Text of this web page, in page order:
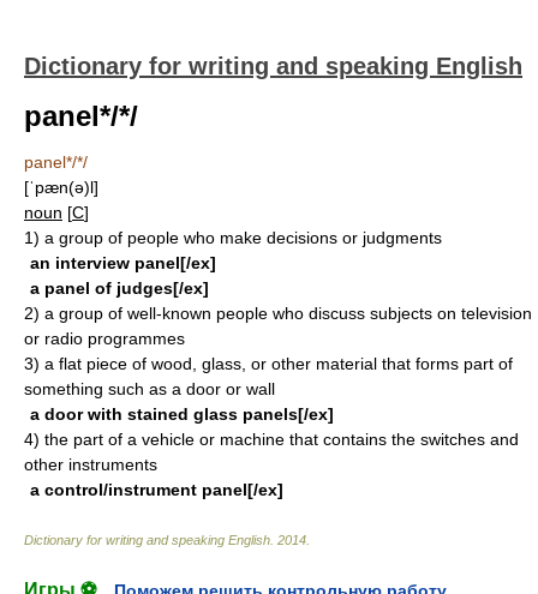
Dictionary for writing and speaking English
panel*/*/
panel*/*/
[ˈpæn(ə)l]
noun [C]
1) a group of people who make decisions or judgments
an interview panel[/ex]
a panel of judges[/ex]
2) a group of well-known people who discuss subjects on television
or radio programmes
3) a flat piece of wood, glass, or other material that forms part of
something such as a door or wall
a door with stained glass panels[/ex]
4) the part of a vehicle or machine that contains the switches and
other instruments
a control/instrument panel[/ex]
Dictionary for writing and speaking English 2014
Игры ⚽